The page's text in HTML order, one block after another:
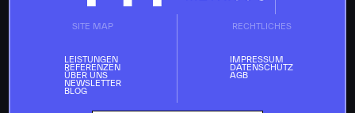
SITE MAP
LEISTUNGEN
REFERENZEN
ÜBER UNS
NEWSLETTER
BLOG
RECHTLICHES
IMPRESSUM
DATENSCHUTZ
AGB